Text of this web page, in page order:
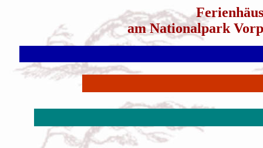
am Nationalpark